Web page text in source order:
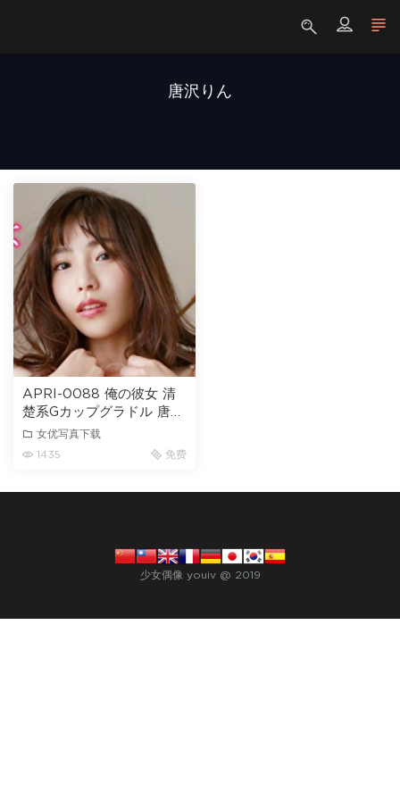
唐沢りん
APRI-0088 俺の彼女 清
楚系Gカップグラドル 唐沢
りん女优写真下载
1435
免费
少女偶像 youiv @ 2019